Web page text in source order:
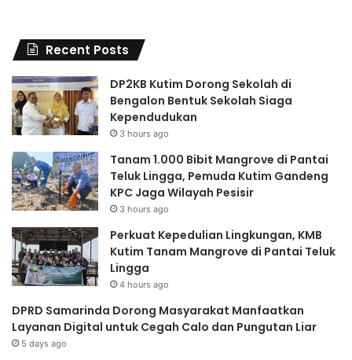
Recent Posts
DP2KB Kutim Dorong Sekolah di
Bengalon Bentuk Sekolah Siaga
Kependudukan
3 hours ago
Tanam 1.000 Bibit Mangrove di Pantai
Teluk Lingga, Pemuda Kutim Gandeng
KPC Jaga Wilayah Pesisir
3 hours ago
Perkuat Kepedulian Lingkungan, KMB
Kutim Tanam Mangrove di Pantai Teluk
Lingga
4 hours ago
DPRD Samarinda Dorong Masyarakat Manfaatkan
Layanan Digital untuk Cegah Calo dan Pungutan Liar
5 days ago